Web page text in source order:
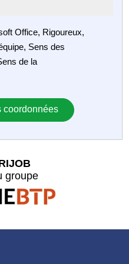
Office, Rigoureux,
Sens des
de la
coordonnées
groupe